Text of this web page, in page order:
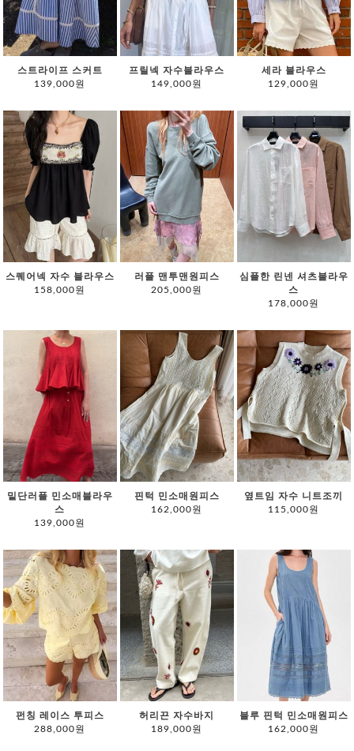
스트라이프 스커트
139,000원
프릴넥 자수블라우스
149,000원
세라 블라우스
129,000원
스퀘어넥 자수 블라우스
158,000원
러플 맨투맨원피스
205,000원
심플한 린넨 셔츠블라우
스
178,000원
밑단러플 민소매블라우
스
139,000원
핀턱 민소매원피스
162,000원
옆트임 자수 니트조끼
115,000원
펀칭 레이스 투피스
288,000원
허리끈 자수바지
189,000원
블루 핀턱 민소매원피스
162,000원